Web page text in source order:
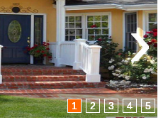
›
1 2 3 4 5
›
1 2 3 4 5
›
1 2 3 4 5
›
1 2 3 4 5
›
1 2 3 4 5